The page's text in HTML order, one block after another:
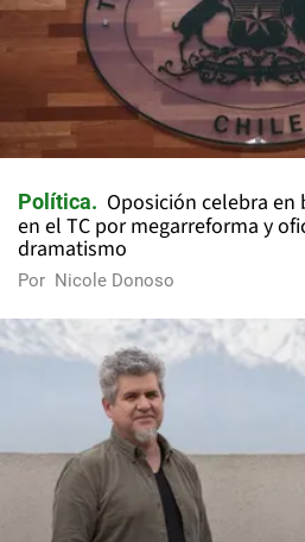
Política
Oposición celebra
en el TC por megarreforma y
dramatismo
Por Nicole Donoso